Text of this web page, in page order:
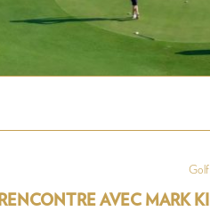
Golf
RENCONTRE AVEC MARK